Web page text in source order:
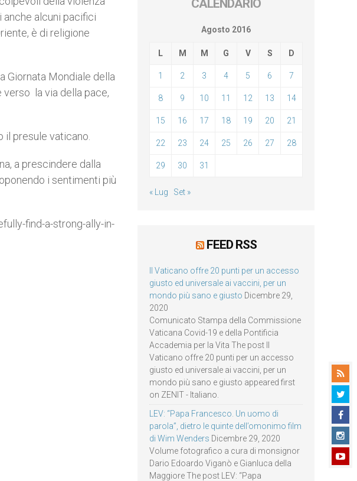
anche alcuni pacifici
è di religione
Giornata Mondiale della
verso la via della pace,
il presule vaticano.
a prescindere dalla
i sentimenti più
find-a-strong-ally-in-
CALENDARIO
Agosto 2016
L M M G V S D
1 2 3 4 5 6 7
8 9 10 11 12 13 14
15 16 17 18 19 20 21
22 23 24 25 26 27 28
29 30 31
« Lug Set »
FEED RSS
Il Vaticano offre 20 punti per un accesso
giusto ed universale ai vaccini, per un
mondo più sano e giusto Dicembre 29,
2020
Comunicato Stampa della Commissione
Vaticana Covid-19 e della Pontificia
Accademia per la Vita The post Il
Vaticano offre 20 punti per un accesso
giusto ed universale ai vaccini, per un
mondo più sano e giusto appeared first
on ZENIT - Italiano.
LEV: “Papa Francesco. Un uomo di
parola”, dietro le quinte dell’omonimo film
di Wim Wenders Dicembre 29, 2020
Volume fotografico a cura di monsignor
Dario Edoardo Viganò e Gianluca della
Maggiore The post LEV: “Papa